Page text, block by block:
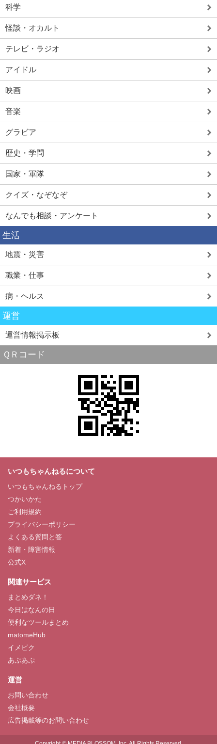
科学
怪談・オカルト
テレビ・ラジオ
アイドル
映画
音楽
グラビア
歴史・学問
国家・軍隊
クイズ・なぞなぞ
なんでも相談・アンケート
生活
地震・災害
職業・仕事
病・ヘルス
運営
運営情報掲示板
ＱＲコード
いつもちゃんねるについて
いつもちゃんねるトップ
つかいかた
ご利用規約
プライバシーポリシー
よくある質問と答
新着・障害情報
公式X
関連サービス
まとめダネ！
今日はなんの日
便利なツールまとめ
matomeHub
イメピク
あぷあぷ
運営
お問い合わせ
会社概要
広告掲載等のお問い合わせ